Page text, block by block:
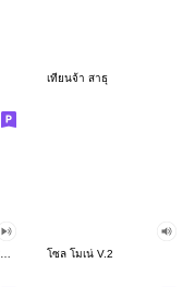
เทียนจ้า สาธุ
ดึ๊บ ดึ๊บ มีเสียงแน้ววว ยี่สิบสอง โซล โมเน่ V.2